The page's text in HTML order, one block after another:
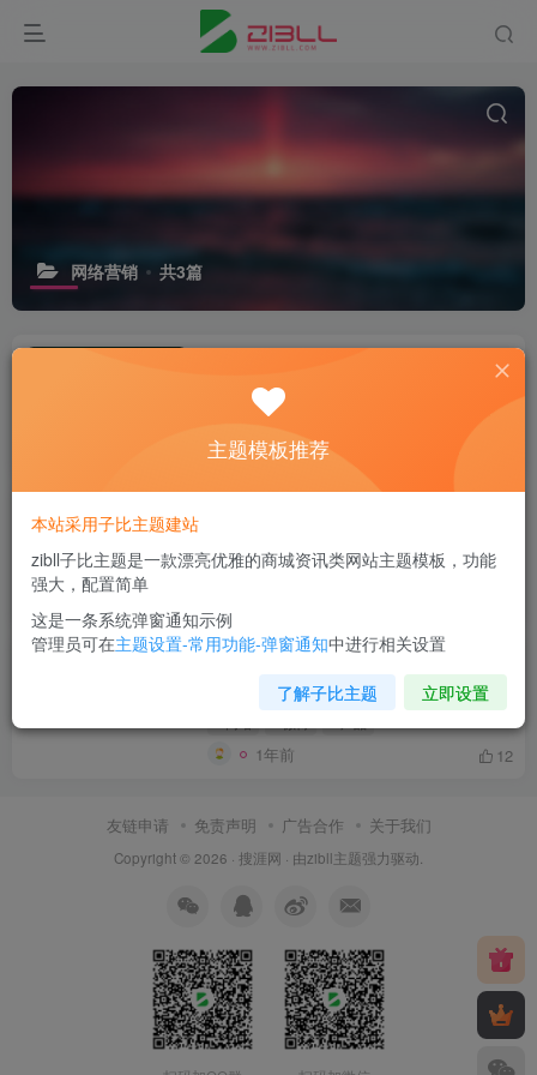
网络营销 共3篇
揭秘让文章内容曝光量提升至少10倍
的方法
# 微信
1年前
# 微博 # 互联网 # 微信
1年前 12
友链申请 免责声明 广告合作 关于我们
Copyright © 2026 · 搜涯网 · 由zibll主题强力驱动.
主题模板推荐
本站采用子比主题建站
zibll子比主题是一款漂亮优雅的商城资讯类网站主题模板，功能
强大，配置简单
这是一条系统弹窗通知示例
管理员可在主题设置-常用功能-弹窗通知中进行相关设置
了解子比主题 立即设置